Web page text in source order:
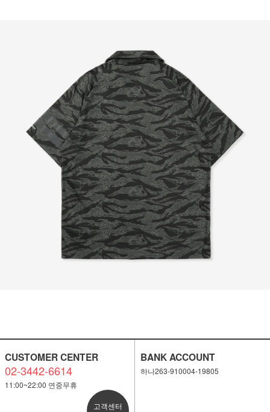
CUSTOMER CENTER
02-3442-6614
11:00~22:00 연중무휴
고객센터
BANK ACCOUNT
하나263-910004-19805